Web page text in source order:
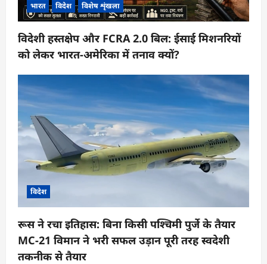
भारत विदेश विशेष शृंखला
विदेशी हस्तक्षेप और FCRA 2.0 बिल: ईसाई मिशनरियों
को लेकर भारत-अमेरिका में तनाव क्यों?
विदेश
रूस ने रचा इतिहास: बिना किसी पश्चिमी पुर्जे के तैयार
MC-21 विमान ने भरी सफल उड़ान पूरी तरह स्वदेशी
तकनीक से तैयार